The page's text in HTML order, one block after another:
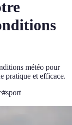
météo pour
pratique et efficace.
#sport